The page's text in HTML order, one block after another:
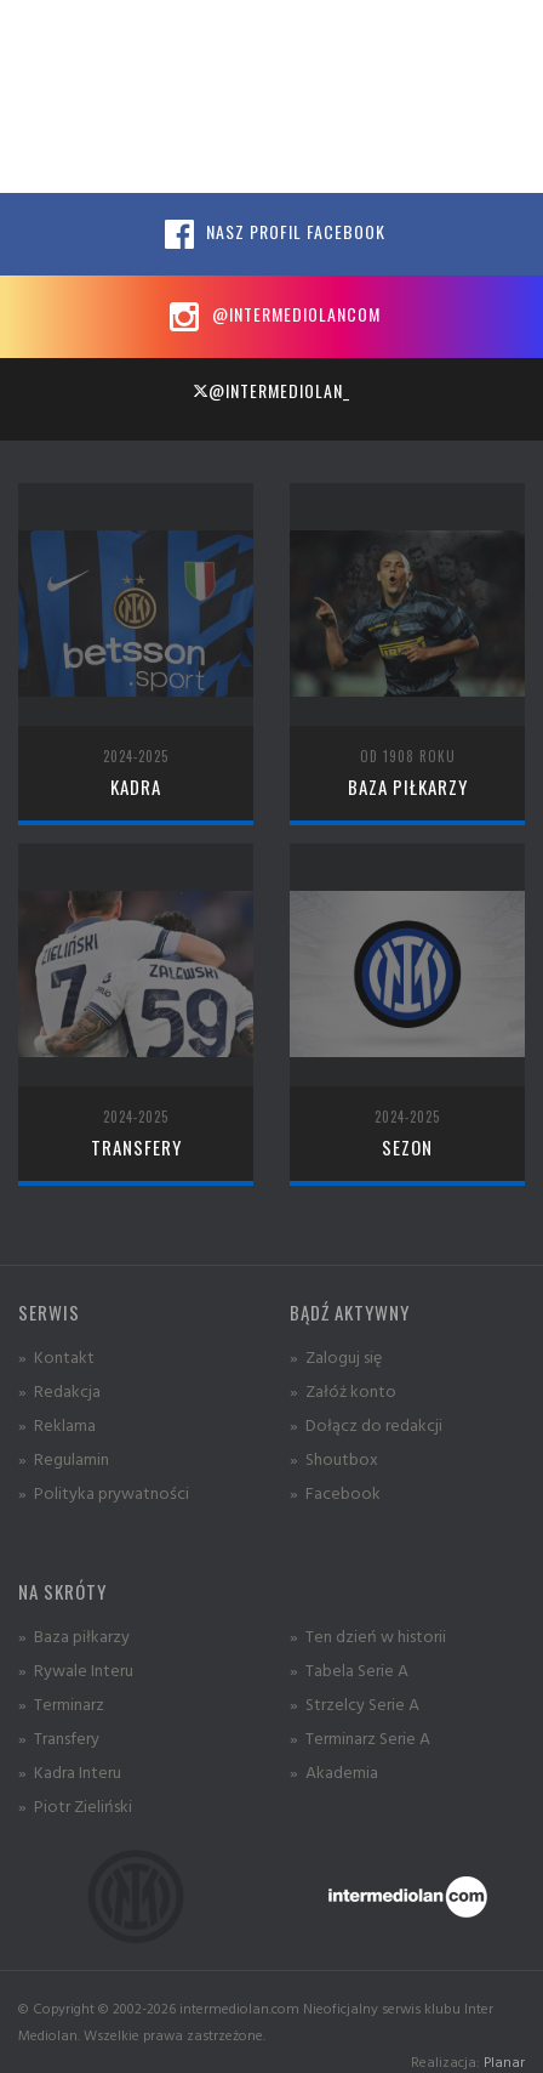
NASZ PROFIL FACEBOOK
@INTERMEDIOLANCOM
@INTERMEDIOLAN_
2024-2025
KADRA
OD 1908 ROKU
BAZA PIŁKARZY
2024-2025
TRANSFERY
2024-2025
SEZON
SERWIS
» Kontakt
» Redakcja
» Reklama
» Regulamin
» Polityka prywatności
BĄDŹ AKTYWNY
» Zaloguj się
» Załóż konto
» Dołącz do redakcji
» Shoutbox
» Facebook
NA SKRÓTY
» Baza piłkarzy
» Rywale Interu
» Terminarz
» Transfery
» Kadra Interu
» Piotr Zieliński
» Ten dzień w historii
» Tabela Serie A
» Strzelcy Serie A
» Terminarz Serie A
» Akademia
© Copyright © 2002-2026 intermediolan.com Nieoficjalny serwis klubu Inter
Mediolan. Wszelkie prawa zastrzeżone.
Realizacja: Planar